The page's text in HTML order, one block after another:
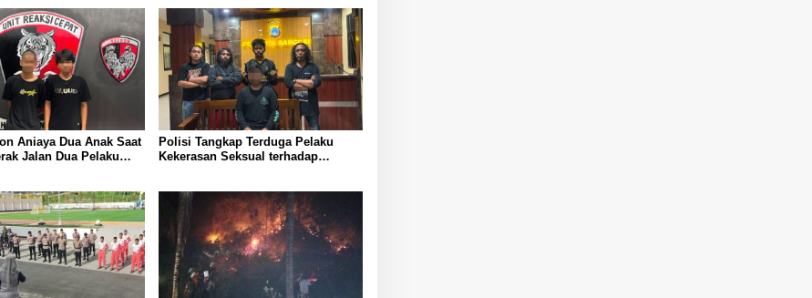
Saat
Jalan Dua Pelaku
Polisi Tangkap Terduga Pelaku
Kekerasan Seksual terhadap